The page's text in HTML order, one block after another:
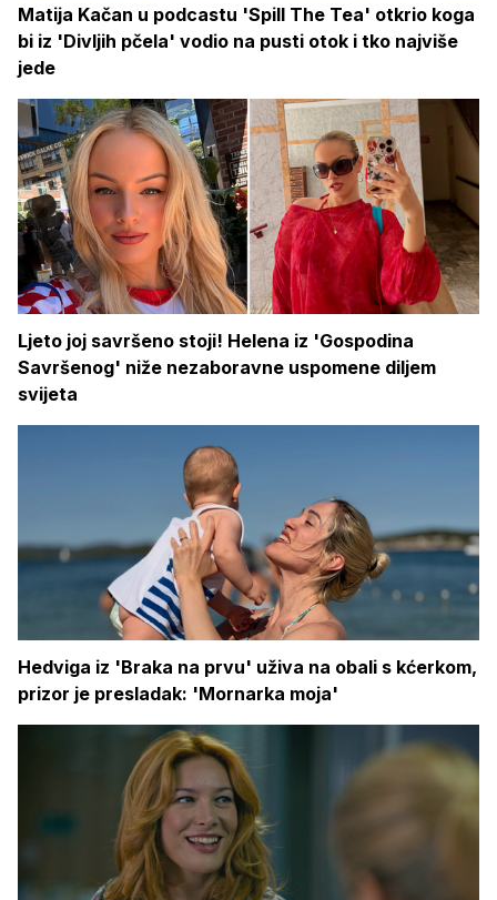
Matija Kačan u podcastu 'Spill The Tea' otkrio koga
bi iz 'Divljih pčela' vodio na pusti otok i tko najviše
jede
Ljeto joj savršeno stoji! Helena iz 'Gospodina
Savršenog' niže nezaboravne uspomene diljem
svijeta
Hedviga iz 'Braka na prvu' uživa na obali s kćerkom,
prizor je presladak: 'Mornarka moja'